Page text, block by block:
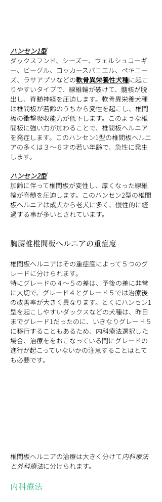
ハンセン1型
ダックスフンド、シーズー、ウェルシュコーギ
ー、ビーグル、コッカースパニエル、ペキニー
ズ、ラサアプソなどの軟骨異栄養性犬種に起こ
りやすいタイプで、線維輪が破けて、髄核が脱
出し、脊髄神経を圧迫します。軟骨異栄養犬種
は椎間板が若齢のうちから変性を起こし、椎間
板の衝撃吸収能力が低下します。このような椎
間板に強い力が加わることで、椎間板ヘルニア
を発症します。このハンセン1型の椎間板ヘルニ
アの多くは３〜６才の若い年齢で、急性に発生
します。
ハンセン2型
加齢に伴って椎間板が変性し、厚くなった線維
輪が脊髄を圧迫します。このハンセン2型の椎間
板ヘルニアは成犬から老犬に多く、慢性的に経
過する事が多いとされています。
胸腰椎椎間板ヘルニアの重症度
椎間板ヘルニアはその重症度によって５つのグ
レードに分けられます。
特にグレードの４〜５の差は、予後の差に非常
に大切で、グレード４とグレード５では治療後
の改善率が大きく異なります。とくにハンセン1
型を起こしやすいダックスなどの犬種は、昨日
までグレード1だったのに、いきなりグレード５
に移行することもあるため、内科療法選択した
場合、治療ををおこなっている間にグレードの
進行が起こっていないかの注意することはとて
も必要です。
椎間板ヘルニアの治療は大きく分けて内科療法
と外科療法に分けられます。
内科療法